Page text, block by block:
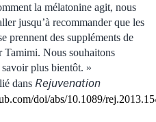
la mélatonine agit, nous
jusqu’à recommander que les
prennent des suppléments de
Tamimi. Nous souhaitons
plus bientôt. »
dans Rejuvenation
doi/abs/10.1089/